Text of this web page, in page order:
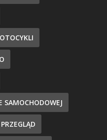
SAMOCHODOWEJ
PRZEGLĄD